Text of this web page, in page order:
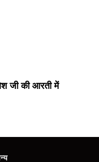
जी की आरती में